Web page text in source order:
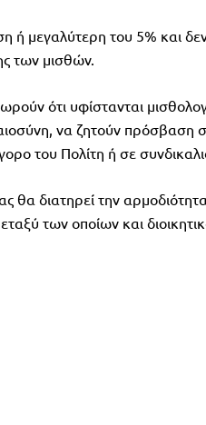
ή μεγαλύτερη του 5% και
των μισθών.
ότι υφίστανται
να ζητούν πρόσβαση
του Πολίτη ή σε
θα διατηρεί την
των οποίων και